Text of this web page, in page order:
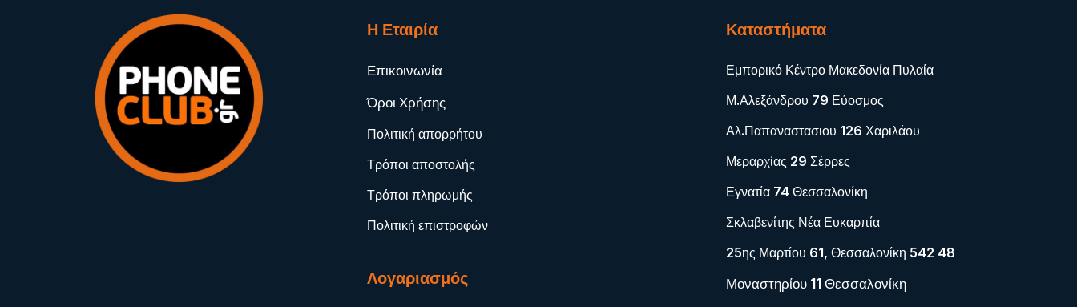
Η Εταιρία
Επικοινωνία
Όροι Χρήσης
Πολιτική απορρήτου
Τρόποι αποστολής
Τρόποι πληρωμής
Πολιτική επιστροφών
Λογαριασμός
Καταστήματα
Εμπορικό Κέντρο Μακεδονία Πυλαία
Μ.Αλεξάνδρου 79 Εύοσμος
Αλ.Παπαναστασιου 126 Χαριλάου
Μεραρχίας 29 Σέρρες
Εγνατία 74 Θεσσαλονίκη
Σκλαβενίτης Νέα Ευκαρπία
25ης Μαρτίου 61, Θεσσαλονίκη 542 48
Μοναστηρίου 11 Θεσσαλονίκη